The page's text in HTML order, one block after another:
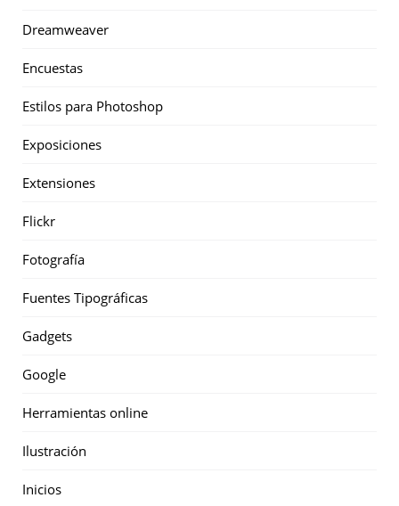
Dreamweaver
Encuestas
Estilos para Photoshop
Exposiciones
Extensiones
Flickr
Fotografía
Fuentes Tipográficas
Gadgets
Google
Herramientas online
Ilustración
Inicios